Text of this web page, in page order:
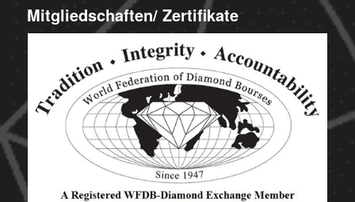
Mitgliedschaften/ Zertifikate